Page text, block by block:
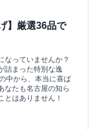
】厳選36品で
なっていませんか？
詰まった特別な逸
中から、本当に喜ば
なたも名古屋の知ら
とはありません！